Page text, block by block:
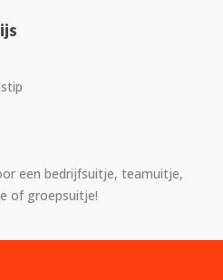
een bedrijfsuitje, teamuitje,
of groepsuitje!